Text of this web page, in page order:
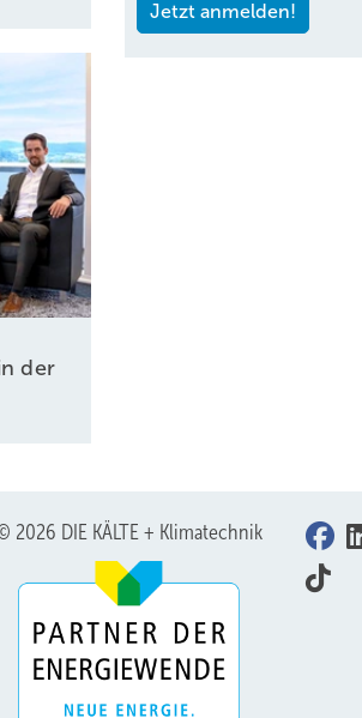
der
Jetzt anmelden!
2026 DIE KÄLTE + Klimatechnik